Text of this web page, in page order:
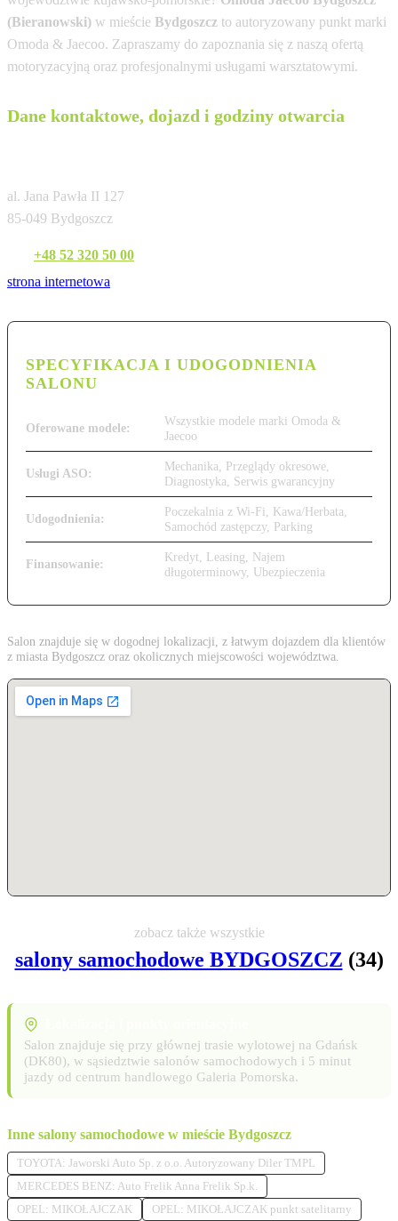
(Bieranowski) w mieście Bydgoszcz to autoryzowany punkt marki
Omoda & Jaecoo. Zapraszamy do zapoznania się z naszą ofertą
motoryzacyjną oraz profesjonalnymi usługami warsztatowymi.
Dane kontaktowe, dojazd i godziny otwarcia
al. Jana Pawła II 127
85-049 Bydgoszcz
+48 52 320 50 00
strona internetowa
SPECYFIKACJA I UDOGODNIENIA
SALONU
Oferowane modele:
Wszystkie modele marki Omoda &
Jaecoo
Usługi ASO:
Mechanika, Przeglądy okresowe,
Diagnostyka, Serwis gwarancyjny
Udogodnienia:
Poczekalnia z Wi-Fi, Kawa/Herbata,
Samochód zastępczy, Parking
Finansowanie:
Kredyt, Leasing, Najem
długoterminowy, Ubezpieczenia
Salon znajduje się w dogodnej lokalizacji, z łatwym dojazdem dla klientów
z miasta Bydgoszcz oraz okolicznych miejscowości województwa.
zobacz także wszystkie
salony samochodowe BYDGOSZCZ (34)
Salon znajduje się przy głównej trasie wylotowej na Gdańsk
(DK80), w sąsiedztwie salonów samochodowych i 5 minut
jazdy od centrum handlowego Galeria Pomorska.
Inne salony samochodowe w mieście Bydgoszcz
TOYOTA: Jaworski Auto Sp. z o.o. Autoryzowany Diler TMPL
MERCEDES BENZ: Auto Frelik Anna Frelik Sp.k.
OPEL: MIKOŁAJCZAK
OPEL: MIKOŁAJCZAK punkt satelitarny